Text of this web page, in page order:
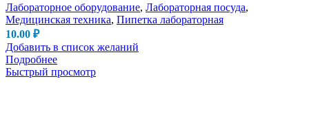
Лабораторное оборудование, Лабораторная посуда,
Медицинская техника, Пипетка лабораторная
10.00 ₽
Добавить в список желаний
Подробнее
Быстрый просмотр